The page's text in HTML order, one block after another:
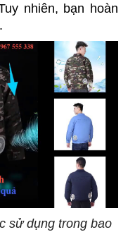
nhiên, bạn hoàn
sử dụng trong bao